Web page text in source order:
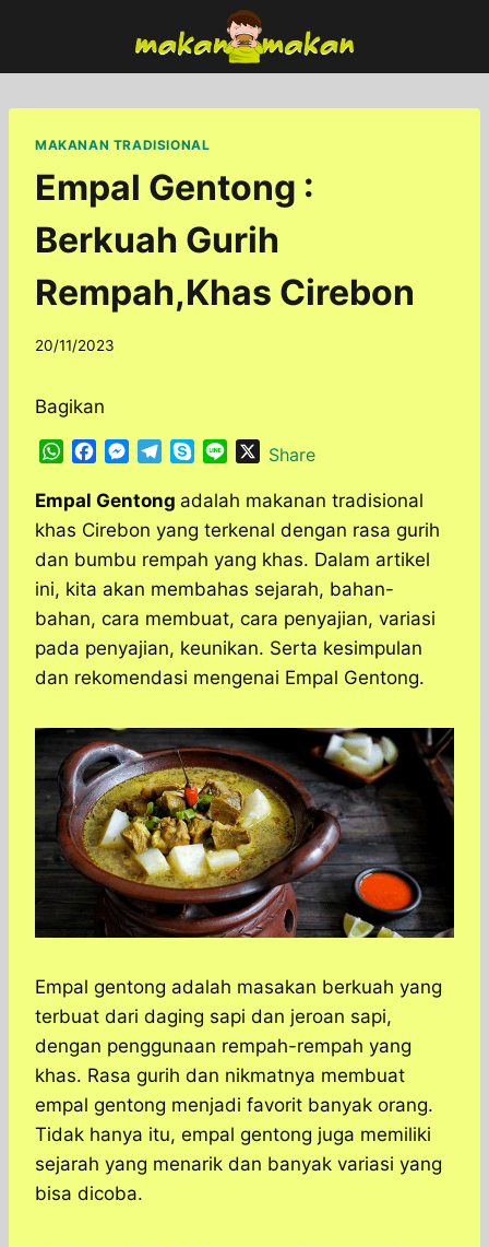
content
MAKANAN TRADISIONAL
Empal Gentong :
Berkuah Gurih
Rempah,Khas Cirebon
By
20/11/2023
Bagikan
W
a
t
A
p
p
c
e
o
o
k
M
s
s
n
g
e
r
l
e
r
a
m
y
p
e
n
e
XShare
Empal Gentong adalah makanan tradisional
khas Cirebon yang terkenal dengan rasa gurih
dan bumbu rempah yang khas. Dalam artikel
ini, kita akan membahas sejarah, bahan-
bahan, cara membuat, cara penyajian, variasi
pada penyajian, keunikan. Serta kesimpulan
dan rekomendasi mengenai Empal Gentong.
Empal gentong adalah masakan berkuah yang
terbuat dari daging sapi dan jeroan sapi,
dengan penggunaan rempah-rempah yang
khas. Rasa gurih dan nikmatnya membuat
empal gentong menjadi favorit banyak orang.
Tidak hanya itu, empal gentong juga memiliki
sejarah yang menarik dan banyak variasi yang
bisa dicoba.